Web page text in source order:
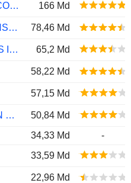
ZHONGJI INNOLIGHT CO., LTD. 166 Md
MOTOROLA SOLUTIONS, INC. 78,46 Md
LUMENTUM HOLDINGS INC. 65,2 Md
58,22 Md
57,15 Md
HANGZHOU HIKVISION DIGITAL TECHNOLOGY CO., LTD.
50,84 Md
34,33 Md
-
33,59 Md
22,96 Md